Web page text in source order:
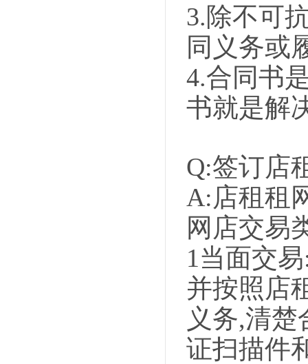
3.除不可
同义务或
4.合同书
书就是解
Q:签订店
A:店租租
网店交易
1当面交
并按照店
义务,清
证扫描件